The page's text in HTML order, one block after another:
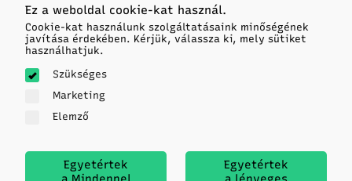
Feladás holnap
20+ darabRaktáron 15 003
-
Sailun
Ez a weboldal cookie-kat használ.
Cookie-kat használunk szolgáltatásaink minőségének
javítása érdekében. Kérjük, válassza ki, mely sütiket
használhatjuk.
Szükséges
Marketing
Elemző
Egyetértek
Egyetértek